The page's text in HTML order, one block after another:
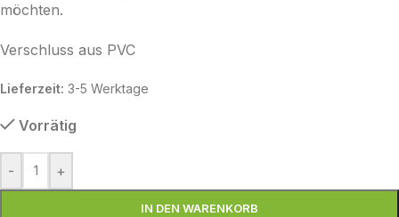
möchten.
Verschluss aus PVC
Lieferzeit: 3-5 Werktage
Vorrätig
- +
IN DEN WARENKORB